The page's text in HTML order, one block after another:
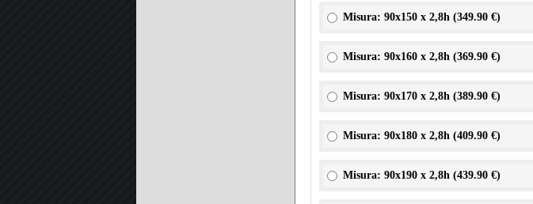
Misura: 90x150 x 2,8h (349.90 €)
Misura: 90x160 x 2,8h (369.90 €)
Misura: 90x170 x 2,8h (389.90 €)
Misura: 90x180 x 2,8h (409.90 €)
Misura: 90x190 x 2,8h (439.90 €)